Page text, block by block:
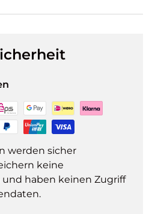
werden sicher
keine
haben keinen Zugriff